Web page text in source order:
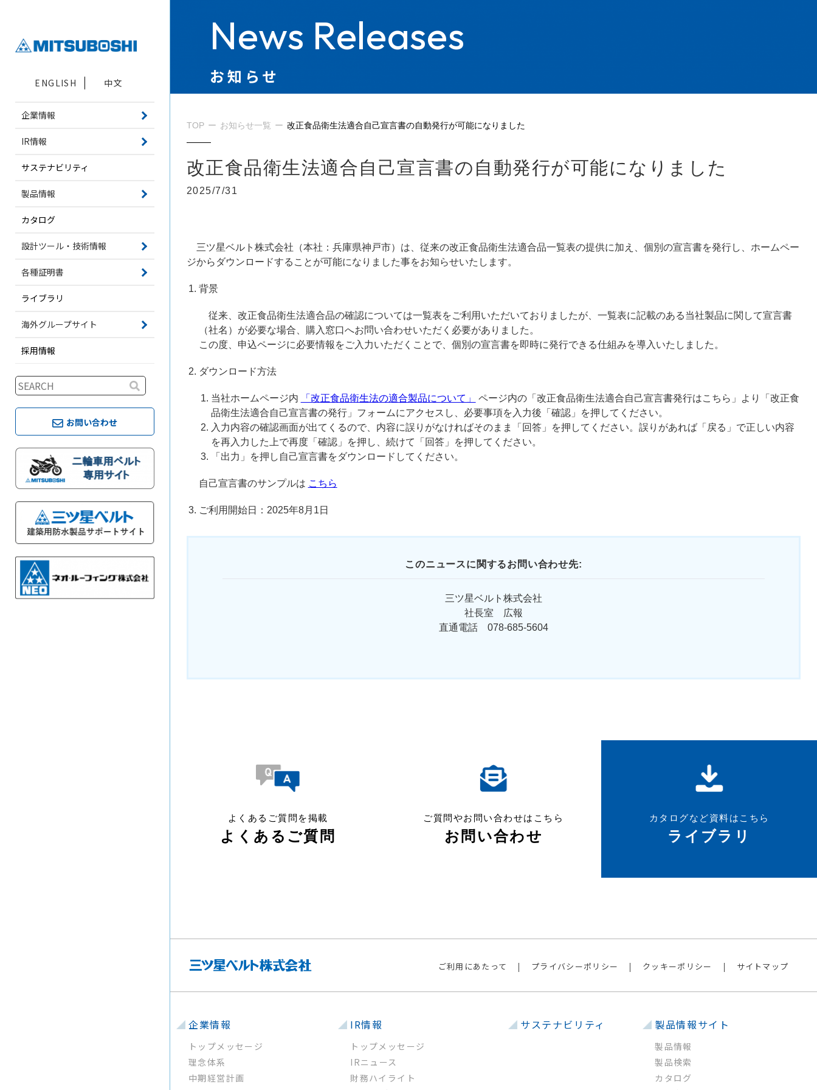
ENGLISH 中文
企業情報
IR情報
サステナビリティ
製品情報
カタログ
設計ツール・技術情報
各種証明書
ライブラリ
海外グループサイト
採用情報
お問い合わせ
News Releases
お知らせ
TOP お知らせ一覧 改正食品衛生法適合自己宣言書の自動発行が可能になりました
改正食品衛生法適合自己宣言書の自動発行が可能になりました
2025/7/31
三ツ星ベルト株式会社（本社：兵庫県神戸市）は、従来の改正食品衛生法適合品一覧表の提供に加え、個別の宣言書を発行し、ホームペー
ジからダウンロードすることが可能になりました事をお知らせいたします。
背景
従来、改正食品衛生法適合品の確認については一覧表をご利用いただいておりましたが、一覧表に記載のある当社製品に関して宣言書
（社名）が必要な場合、購入窓口へお問い合わせいただく必要がありました。
この度、申込ページに必要情報をご入力いただくことで、個別の宣言書を即時に発行できる仕組みを導入いたしました。
ダウンロード方法
当社ホームページ内 「改正食品衛生法の適合製品について」
ページ内の「改正食品衛生法適合自己宣言書発行はこちら」より「改正食
品衛生法適合自己宣言書の発行」フォームにアクセスし、必要事項を入力後「確認」を押してください。
入力内容の確認画面が出てくるので、内容に誤りがなければそのまま「回答」を押してください。誤りがあれば「戻る」で正しい内容
を再入力した上で再度「確認」を押し、続けて「回答」を押してください。
「出力」を押し自己宣言書をダウンロードしてください。
自己宣言書のサンプルは こちら
ご利用開始日：2025年8月1日
このニュースに関するお問い合わせ先:
三ツ星ベルト株式会社
社長室 広報
直通電話 078-685-5604
よくあるご質問を掲載
よくあるご質問
ご質問やお問い合わせはこちら
お問い合わせ
カタログなど資料はこちら
ライブラリ
ご利用にあたって プライバシーポリシー クッキーポリシー サイトマップ
企業情報
トップメッセージ
理念体系
中期経営計画
IR情報
トップメッセージ
IRニュース
財務ハイライト
サステナビリティ 製品情報サイト
製品情報
製品検索
カタログ